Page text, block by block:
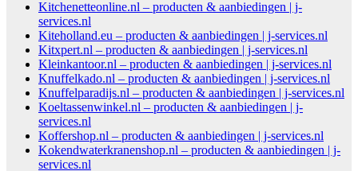
Kitchenetteonline.nl – producten & aanbiedingen | j-
services.nl
Kiteholland.eu – producten & aanbiedingen | j-services.nl
Kitxpert.nl – producten & aanbiedingen | j-services.nl
Kleinkantoor.nl – producten & aanbiedingen | j-services.nl
Knuffelkado.nl – producten & aanbiedingen | j-services.nl
Knuffelparadijs.nl – producten & aanbiedingen | j-services.nl
Koeltassenwinkel.nl – producten & aanbiedingen | j-
services.nl
Koffershop.nl – producten & aanbiedingen | j-services.nl
Kokendwaterkranenshop.nl – producten & aanbiedingen | j-
services.nl